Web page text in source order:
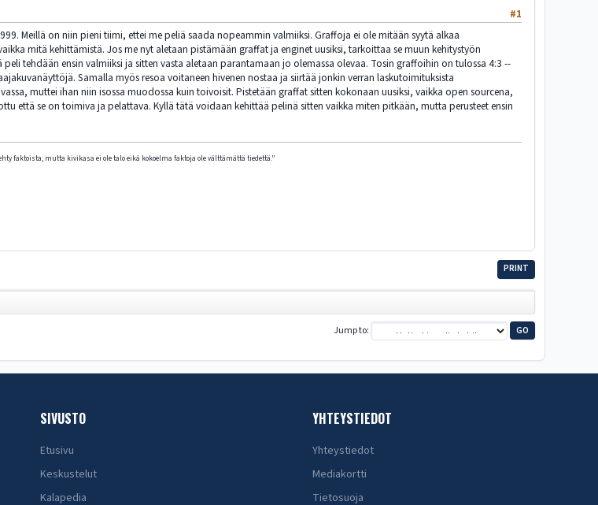
#1
Meillä on niin pieni tiimi, ettei me peliä saada nopeammin valmiiksi. Graffoja ei ole mitään syytä alkaa
mitä kehittämistä. Jos me nyt aletaan pistämään graffat ja enginet uusiksi, tarkoittaa se muun kehitystyön
tehdään ensin valmiiksi ja sitten vasta aletaan parantamaan jo olemassa olevaa. Tosin graffoihin on tulossa 4:3 --
Samalla myös resoa voitaneen hivenen nostaa ja siirtää jonkin verran laskutoimituksista
muttei ihan niin isossa muodossa kuin toivoisit. Pistetään graffat sitten kokonaan uusiksi, vaikka open sourcena,
että se on toimiva ja pelattava. Kyllä tätä voidaan kehittää pelinä sitten vaikka miten pitkään, mutta perusteet ensin
faktoista; mutta kivikasa ei ole talo eikä kokoelma faktoja ole välttämättä tiedettä."
PRINT
Jump to
SIVUSTO
Etusivu
Keskustelut
Kalapedia
YHTEYSTIEDOT
Yhteystiedot
Mediakortti
Tietosuoja